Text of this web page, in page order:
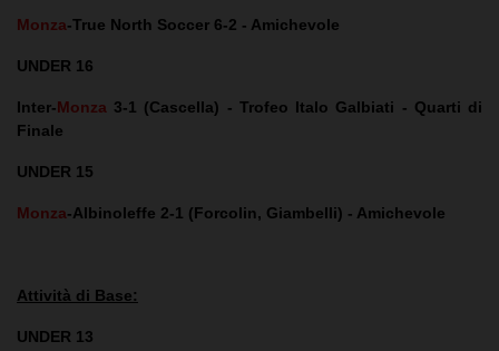
Monza-True North Soccer 6-2 - Amichevole
UNDER 16
Inter-Monza 3-1 (Cascella) - Trofeo Italo Galbiati - Quarti di
Finale
UNDER 15
Monza-Albinoleffe 2-1 (Forcolin, Giambelli) - Amichevole
Attività di Base:
UNDER 13